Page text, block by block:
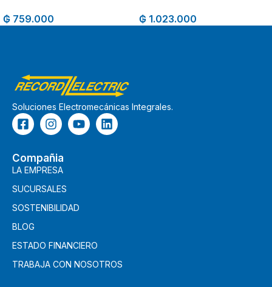
₲ 759.000 ₲ 1.023.000
Soluciones Electromecánicas Integrales.
Compañia
LA EMPRESA
SUCURSALES
SOSTENIBILIDAD
BLOG
ESTADO FINANCIERO
TRABAJA CON NOSOTROS